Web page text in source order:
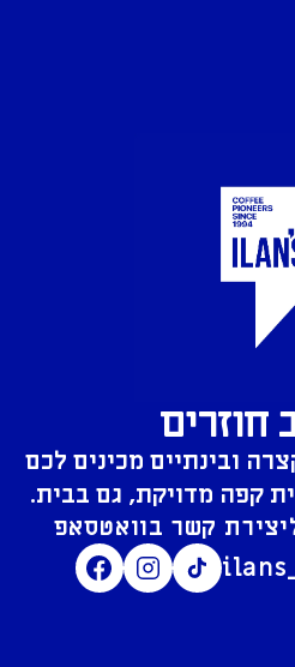
חוזרים
ובינתיים מכינים לכם
קפה מדויקת, גם בבית.